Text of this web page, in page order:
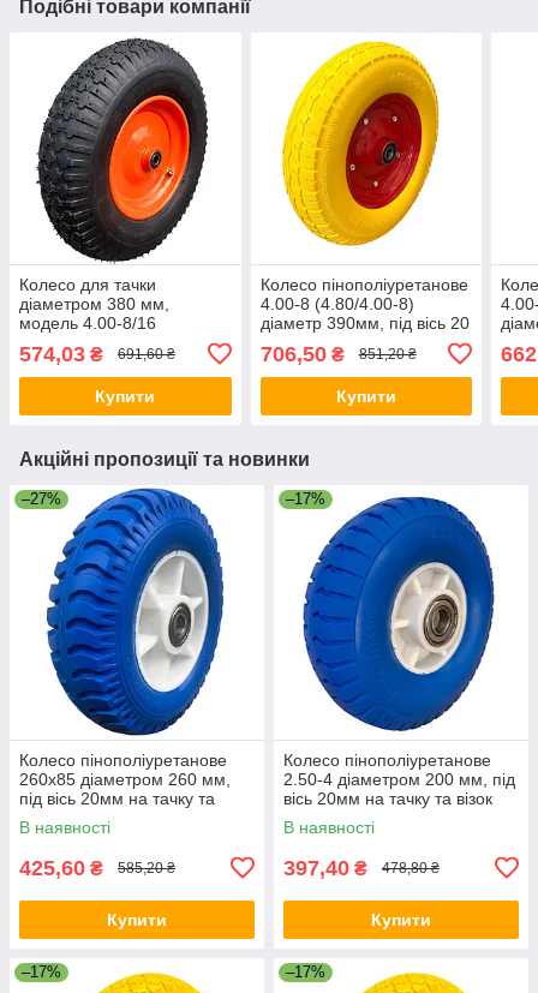
Подібні товари компанії
Колесо для тачки
діаметром 380 мм,
модель 4.00-8/16
пневматичне
574,03 ₴ 691,60 ₴
Купити
Колесо пінополіуретанове
4.00-8 (4.80/4.00-8)
діаметр 390мм, під вісь 20
706,50₴ 851,20 ₴
Купити
Акційні пропозиції та новинки
–27%
Колесо пінополіуретанове
260х85 діаметром 260 мм,
під вісь 20мм на тачку та
візок
В наявності
425,60 ₴ 585,20 ₴
Купити
–17%
Колесо пінополіуретанове
2.50-4 діаметром 200 мм, під
вісь 20мм на тачку та візок
В наявності
397,40 ₴ 478,80 ₴
Купити
–17% –17%